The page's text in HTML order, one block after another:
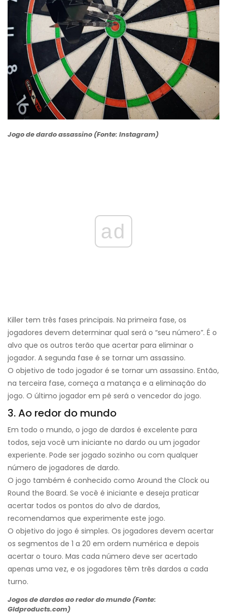
Jogo de dardo assassino (Fonte: Instagram)
ad
Killer tem três fases principais. Na primeira fase, os
jogadores devem determinar qual será o “seu número”. É o
alvo que os outros terão que acertar para eliminar o
jogador. A segunda fase é se tornar um assassino.
O objetivo de todo jogador é se tornar um assassino. Então,
na terceira fase, começa a matança e a eliminação do
jogo. O último jogador em pé será o vencedor do jogo.
3. Ao redor do mundo
Em todo o mundo, o jogo de dardos é excelente para
todos, seja você um iniciante no dardo ou um jogador
experiente. Pode ser jogado sozinho ou com qualquer
número de jogadores de dardo.
O jogo também é conhecido como Around the Clock ou
Round the Board. Se você é iniciante e deseja praticar
acertar todos os pontos do alvo de dardos,
recomendamos que experimente este jogo.
O objetivo do jogo é simples. Os jogadores devem acertar
os segmentos de 1 a 20 em ordem numérica e depois
acertar o touro. Mas cada número deve ser acertado
apenas uma vez, e os jogadores têm três dardos a cada
turno.
Jogos de dardos ao redor do mundo (Fonte:
Gldproducts.com)